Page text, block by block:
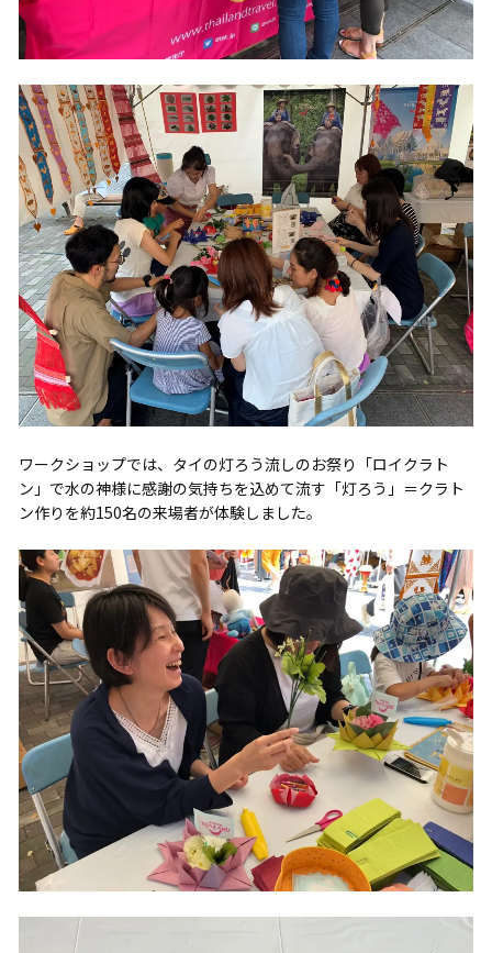
ワークショップでは、タイの灯ろう流しのお祭り「ロイクラト
ン」で水の神様に感謝の気持ちを込めて流す「灯ろう」＝クラト
ン作りを約150名の来場者が体験しました。